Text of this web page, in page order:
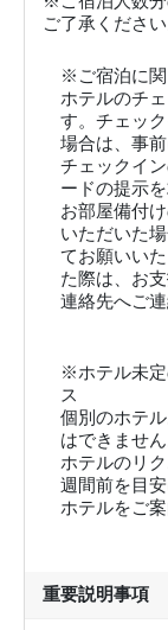
ご了承ください
※ご宿泊に
ホテルのチ
す。チェッ
場合は、事
チェックイ
ードの提示
お部屋備付
いただいた
てお願いい
た際は、お
連絡先へご連
※ホテル未定
ス
個別のホテ
はできませ
ホテルのリ
週間前を目
ホテルをご
重要説明事項